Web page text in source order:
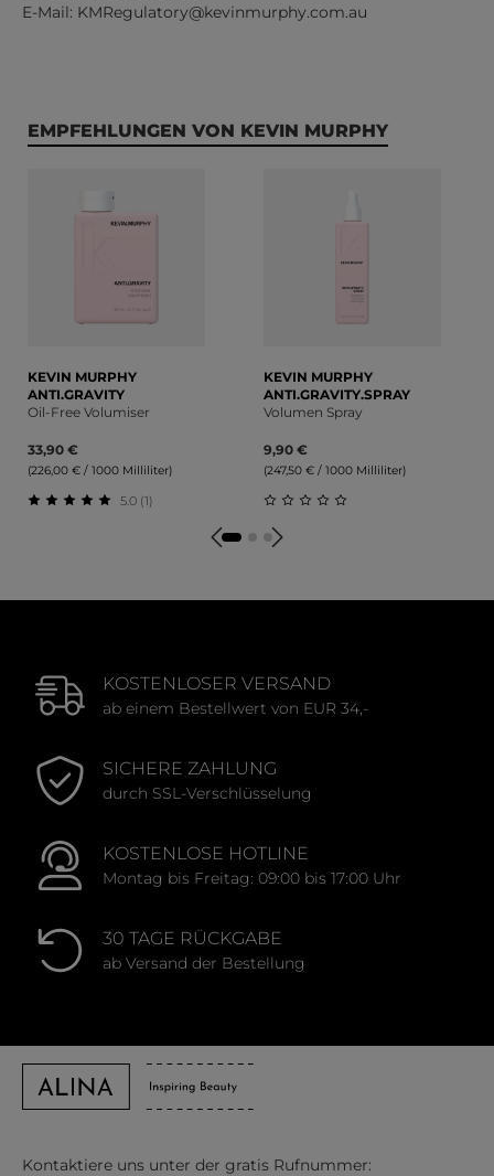
E-Mail: KMRegulatory@kevinmurphy.com.au
Produktgalerie überspringen
EMPFEHLUNGEN VON KEVIN MURPHY
KEVIN MURPHY
ANTI.GRAVITY
Oil-Free Volumiser
33,90 €
(226,00 € / 1000 Milliliter)
Durchschnittliche Bewertung von 5 von 5 Sternen
5.0 (1)
KEVIN MURPHY
ANTI.GRAVITY.SPRAY
Volumen Spray
9,90 €
(247,50 € / 1000 Milliliter)
Durchschnittliche
KOSTENLOSER VERSAND
ab einem Bestellwert von EUR 34,-
SICHERE ZAHLUNG
durch SSL-Verschlüsselung
KOSTENLOSE HOTLINE
Montag bis Freitag: 09:00 bis 17:00 Uhr
30 TAGE RÜCKGABE
ab Versand der Bestellung
Kontaktiere uns unter der gratis Rufnummer: